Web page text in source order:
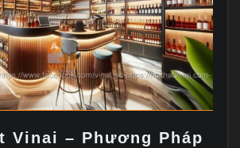
Vinai – Phương Pháp